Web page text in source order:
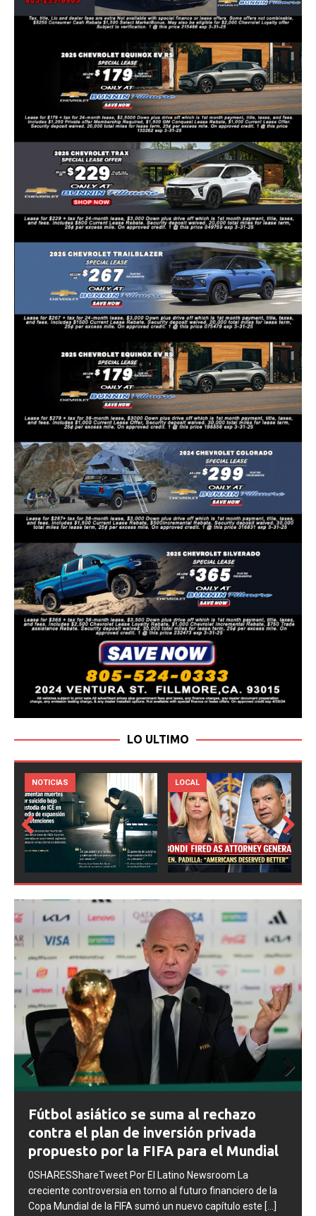
LO ULTIMO
LOCAL NOTICIAS
Prev
Next
FIFA abre expedientes disciplinarios
contra Argentina tras los incidentes en
la final del Mundial 2026
0SHARESShareTweet Por El Latino Newsroom La FIFA
inició una serie de procesos disciplinarios contra la
Asociación del Fútbol Argentino (AFA), cuatro integrantes
Prev
Next